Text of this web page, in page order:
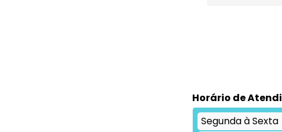
Horário de
Segunda à Sexta